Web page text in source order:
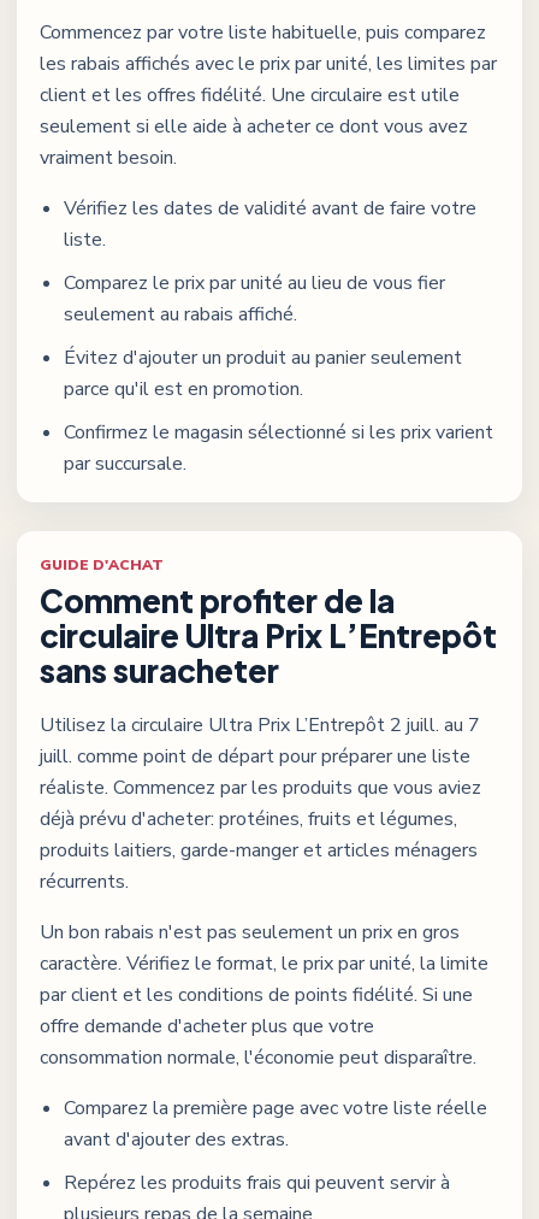
Commencez par votre liste habituelle, puis comparez
les rabais affichés avec le prix par unité, les limites par
client et les offres fidélité. Une circulaire est utile
seulement si elle aide à acheter ce dont vous avez
vraiment besoin.
Vérifiez les dates de validité avant de faire votre
liste.
Comparez le prix par unité au lieu de vous fier
seulement au rabais affiché.
Évitez d'ajouter un produit au panier seulement
parce qu'il est en promotion.
Confirmez le magasin sélectionné si les prix varient
par succursale.
GUIDE D'ACHAT
Comment profiter de la
circulaire Ultra Prix L’Entrepôt
sans suracheter
Utilisez la circulaire Ultra Prix L’Entrepôt 2 juill. au 7
juill. comme point de départ pour préparer une liste
réaliste. Commencez par les produits que vous aviez
déjà prévu d'acheter: protéines, fruits et légumes,
produits laitiers, garde-manger et articles ménagers
récurrents.
Un bon rabais n'est pas seulement un prix en gros
caractère. Vérifiez le format, le prix par unité, la limite
par client et les conditions de points fidélité. Si une
offre demande d'acheter plus que votre
consommation normale, l'économie peut disparaître.
Comparez la première page avec votre liste réelle
avant d'ajouter des extras.
Repérez les produits frais qui peuvent servir à